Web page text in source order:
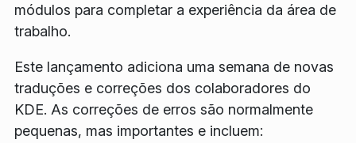
módulos para completar a experiência da área de
trabalho.
Este lançamento adiciona uma semana de novas
traduções e correções dos colaboradores do
KDE. As correções de erros são normalmente
pequenas, mas importantes e incluem: